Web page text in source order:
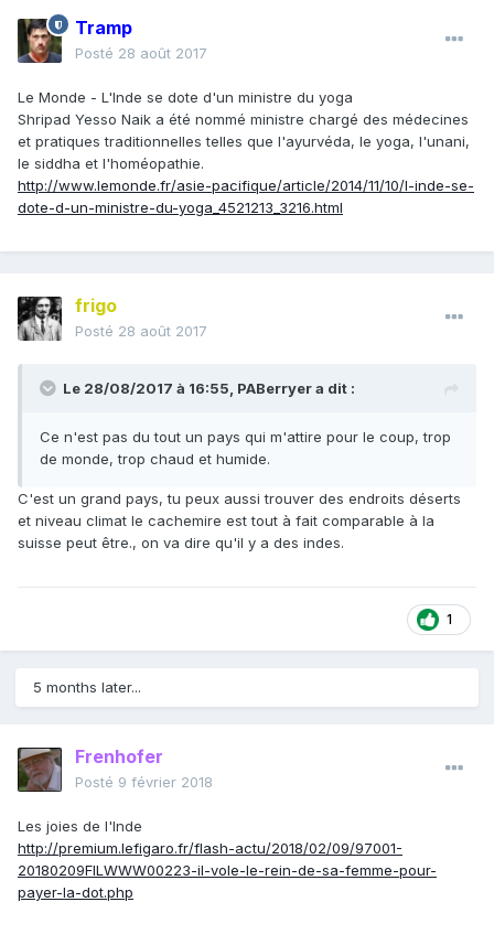
Tramp
Posté 28 août 2017
Le Monde - L'Inde se dote d'un ministre du yoga
Shripad Yesso Naik a été nommé ministre chargé des médecines
et pratiques traditionnelles telles que l'ayurvéda, le yoga, l'unani,
le siddha et l'homéopathie.
http://www.lemonde.fr/asie-pacifique/article/2014/11/10/l-inde-se-
dote-d-un-ministre-du-yoga_4521213_3216.html
frigo
Posté 28 août 2017
Le 28/08/2017 à 16:55, PABerryera dit :
Ce n'est pas du tout un pays qui m'attire pour le coup, trop
de monde, trop chaud et humide.
C'est un grand pays, tu peux aussi trouver des endroits déserts
et niveau climat le cachemire est tout à fait comparable à la
suisse peut être., on va dire qu'il y a des indes.
1
5 months later...
Frenhofer
Posté 9 février 2018
Les joies de l'Inde
http://premium.lefigaro.fr/flash-actu/2018/02/09/97001-
20180209FILWWW00223-il-vole-le-rein-de-sa-femme-pour-
payer-la-dot.php